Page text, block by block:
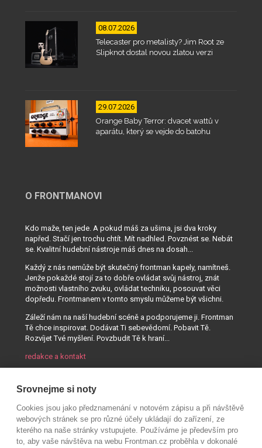
08.07.2026
Telecaster pro metalisty? Jim Root ze
Slipknot dostal novou zlatou verzi
29.07.2026
Orange Baby Terror: dvacet wattů v
aparátu, který se vejde do batohu
O FRONTMANOVI
Kdo maže, ten jede. A pokud máš za ušima, jsi dva kroky
napřed. Stačí jen trochu chtít. Mít nadhled. Povznést se. Nebát
se. Kvalitní hudební nástroje máš dnes na dosah...
Každý z nás nemůže být skutečný frontman kapely, namítneš.
Jenže pokaždé stojí za to dobře ovládat svůj nástroj, znát
možnosti vlastního zvuku, ovládat techniku, posouvat věci
dopředu. Frontmanem v tomto smyslu můžeme být všichni.
Záleží nám na naší hudební scéně a podporujeme ji. Frontman
Tě chce inspirovat. Dodávat Ti sebevědomí. Pobavit Tě.
Rozvíjet Tvé myšlení. Povzbudit Tě k hraní...
redakce a kontakt
Srovnejme si noty
Cookies jsou jako předznamenání v notovém zápisu a při návštěvě
webových stránek se pro různé účely ukládají do zařízení, ze
kterého na naše stránky vstupujete. Používáme je především pro
to, aby vaše návštěva na webu Frontman.cz proběhla v dokonalé